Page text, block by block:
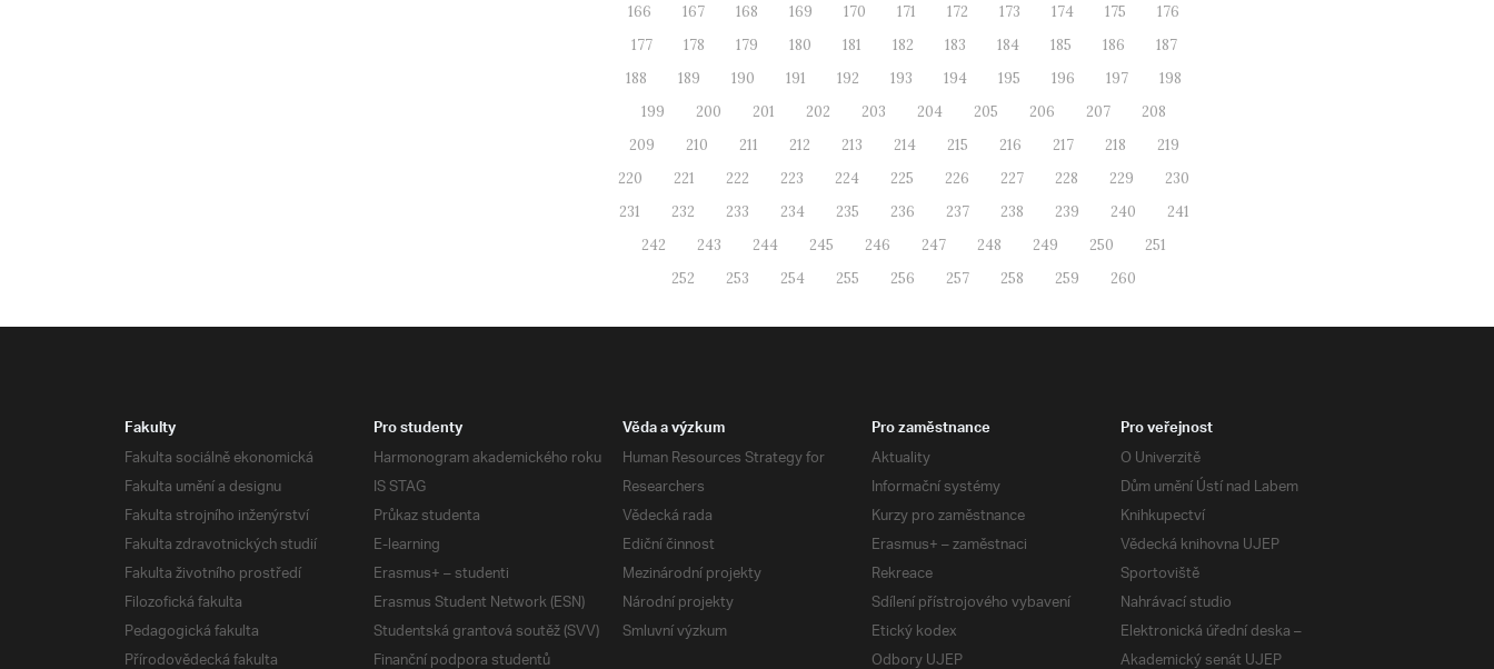
166
167 168 169 170 171 172 173 174 175
176
177
178 179 180 181 182 183 184 185 186
187
188
189 190 191 192 193 194 195 196 197
198
199
200 201 202 203 204 205 206 207
208
209
210 211 212 213 214 215 216 217 218
219
220
221 222 223 224 225 226 227 228 229
230
231
232 233 234 235 236 237 238 239 240
241
242
243 244 245 246 247 248 249 250
251
252
253 254 255 256 257 258 259 260
Fakulty
Fakulta sociálně ekonomická
Fakulta umění a designu
Fakulta strojního inženýrství
Fakulta zdravotnických studií
Fakulta životního prostředí
Filozofická fakulta
Pedagogická fakulta
Přírodovědecká fakulta
Pro studenty
Harmonogram akademického roku
IS STAG
Průkaz studenta
E-learning
Erasmus+ – studenti
Erasmus Student Network (ESN)
Studentská grantová soutěž (SVV)
Finanční podpora studentů
Věda a výzkum
Human Resources Strategy for
Researchers
Vědecká rada
Ediční činnost
Mezinárodní projekty
Národní projekty
Smluvní výzkum
Pro zaměstnance
Aktuality
Informační systémy
Kurzy pro zaměstnance
Erasmus+ – zaměstnaci
Rekreace
Sdílení přístrojového vybavení
Etický kodex
Odbory UJEP
Pro veřejnost
O Univerzitě
Dům umění Ústí nad Labem
Knihkupectví
Vědecká knihovna UJEP
Sportoviště
Nahrávací studio
Elektronická úřední deska –
Akademický senát UJEP